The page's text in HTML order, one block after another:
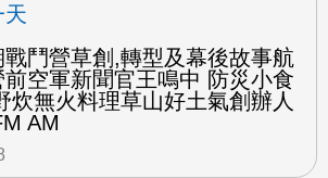
天
鬥營草創,轉型及幕後故事航
前空軍新聞官王鳴中 防災小食
炊無火料理草山好土氣創辦人
AM